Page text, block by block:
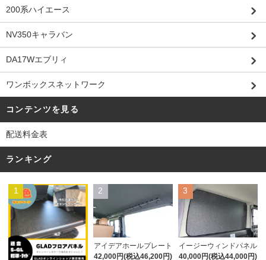
200系ハイエース
NV350キャラバン
DA17Wエブリィ
ワンボックスネットワーク
コンテンツを見る
配送料金表
ランキング
1 2
アイデアホールプレート
42,000円(税込46,200円)
3
イージーウィンドパネル
40,000円(税込44,000円)